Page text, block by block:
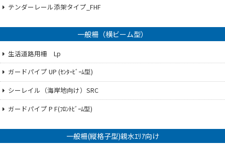
テンダーレール添架タイプ_FHF
一般柵（横ビーム型）
生活道路用柵 Lp
ガードパイプ UP (ｾﾝﾀｰﾋﾞｰﾑ型)
シーレイル（海岸地向け）SRC
ガードパイプ P F(ﾌﾛﾝﾄﾋﾞｰﾑ型)
一般柵(縦格子型)親水ｴﾘｱ向け